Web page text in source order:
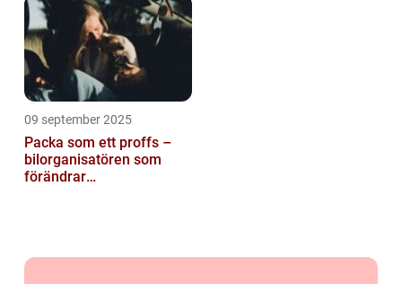
09 september 2025
Packa som ett proffs –
bilorganisatören som
förändrar